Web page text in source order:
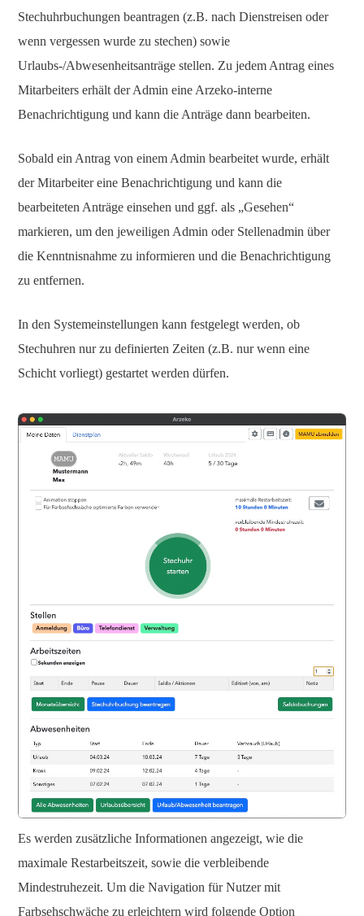
Stechuhrbuchungen beantragen (z.B. nach Dienstreisen oder
wenn vergessen wurde zu stechen) sowie
Urlaubs-/Abwesenheitsanträge stellen. Zu jedem Antrag eines
Mitarbeiters erhält der Admin eine Arzeko-interne
Benachrichtigung und kann die Anträge dann bearbeiten.
Sobald ein Antrag von einem Admin bearbeitet wurde, erhält
der Mitarbeiter eine Benachrichtigung und kann die
bearbeiteten Anträge einsehen und ggf. als „Gesehen“
markieren, um den jeweiligen Admin oder Stellenadmin über
die Kenntnisnahme zu informieren und die Benachrichtigung
zu entfernen.
In den Systemeinstellungen kann festgelegt werden, ob
Stechuhren nur zu definierten Zeiten (z.B. nur wenn eine
Schicht vorliegt) gestartet werden dürfen.
Es werden zusätzliche Informationen angezeigt, wie die
maximale Restarbeitszeit, sowie die verbleibende
Mindestruhezeit. Um die Navigation für Nutzer mit
Farbsehschwäche zu erleichtern wird folgende Option